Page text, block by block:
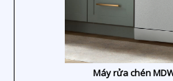
Máy rửa chén